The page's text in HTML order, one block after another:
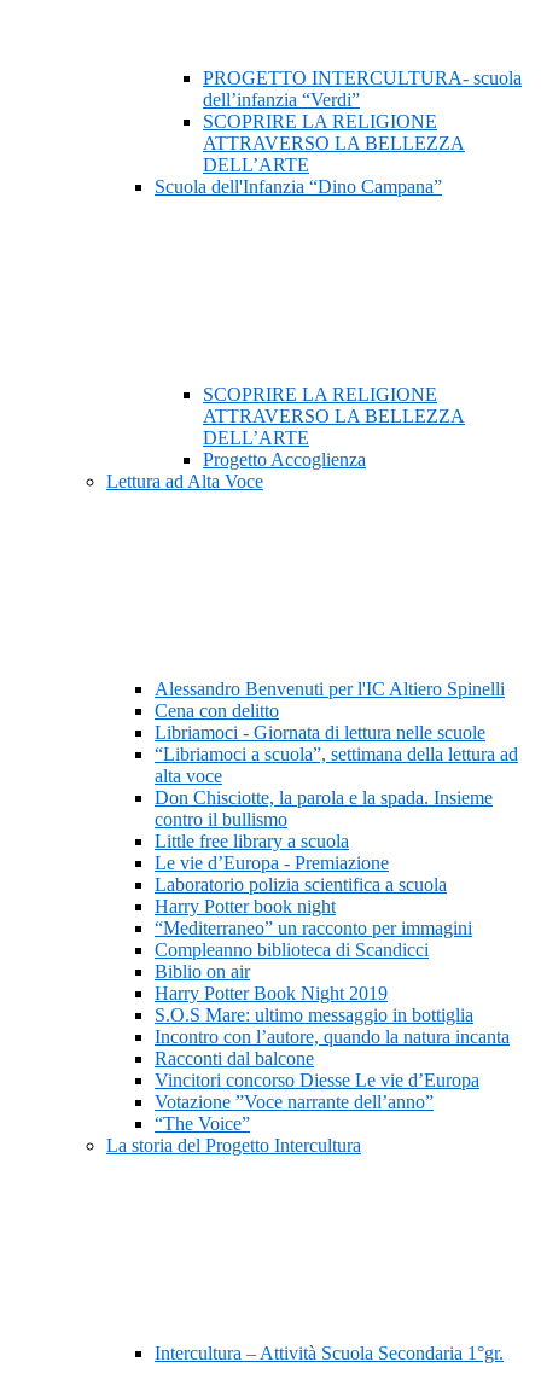
PROGETTO INTERCULTURA- scuola
dell’infanzia “Verdi”
SCOPRIRE LA RELIGIONE
ATTRAVERSO LA BELLEZZA
DELL’ARTE
Scuola dell'Infanzia “Dino Campana”
SCOPRIRE LA RELIGIONE
ATTRAVERSO LA BELLEZZA
DELL’ARTE
Progetto Accoglienza
Lettura ad Alta Voce
Alessandro Benvenuti per l'IC Altiero Spinelli
Cena con delitto
Libriamoci - Giornata di lettura nelle scuole
“Libriamoci a scuola”, settimana della lettura ad
alta voce
Don Chisciotte, la parola e la spada. Insieme
contro il bullismo
Little free library a scuola
Le vie d’Europa - Premiazione
Laboratorio polizia scientifica a scuola
Harry Potter book night
“Mediterraneo” un racconto per immagini
Compleanno biblioteca di Scandicci
Biblio on air
Harry Potter Book Night 2019
S.O.S Mare: ultimo messaggio in bottiglia
Incontro con l’autore, quando la natura incanta
Racconti dal balcone
Vincitori concorso Diesse Le vie d’Europa
Votazione ”Voce narrante dell’anno”
“The Voice”
La storia del Progetto Intercultura
Intercultura – Attività Scuola Secondaria 1°gr.